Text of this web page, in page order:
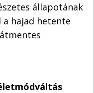
állapotának
a hajad hetente